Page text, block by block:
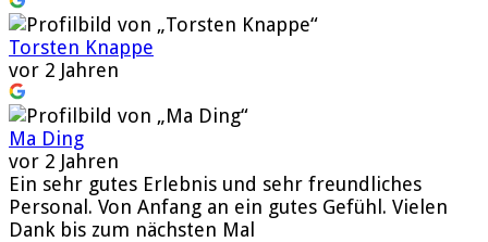
Torsten Knappe
vor 2 Jahren
Ma Ding
vor 2 Jahren
Ein sehr gutes Erlebnis und sehr freundliches
Personal. Von Anfang an ein gutes Gefühl. Vielen
Dank bis zum nächsten Mal